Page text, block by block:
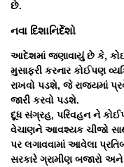
છે.
નવા દિશાનિર્દેશો
આદેશમાં જણાવાયું છે કે,
મુસાફરી કરનાર કોઈપણ
રાખવો પડશે, જે રાજ્યમાં
જારી કરવો પડશે.
દૂધ સંગ્રહ, પરિવહન ને
વેચાણને આવશ્યક ચીજો સાથે
પર લગાવવામાં આવેલા
સરકારે ગ્રામીણ બજારો